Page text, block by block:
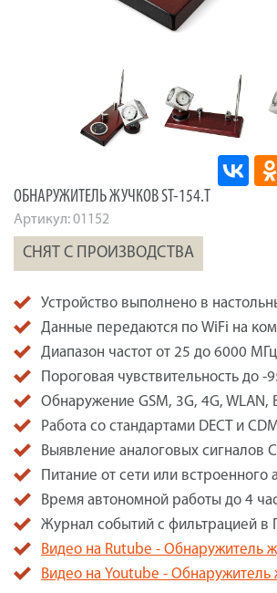
ОБНАРУЖИТЕЛЬ ЖУЧКОВ ST-154.T
Артикул:01152
СНЯТ С ПРОИЗВОДСТВА
Устройство выполнено в
Данные передаются по WiFi на
Диапазон частот от 25 до 6000
Пороговая чувствительность до -
Обнаружение GSM, 3G, 4G, WLAN,
Работа со стандартами DECT и
Выявление аналоговых сигналов
Питание от сети или встроенного
Время автономной работы до 4
Журнал событий с фильтрацией в
Видео на Rutube - Обнаружитель
Видео на Youtube - Обнаружитель